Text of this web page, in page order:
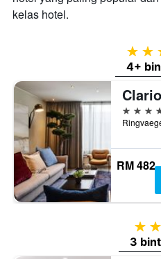
kelas hotel.
4+
4
RM 482
3